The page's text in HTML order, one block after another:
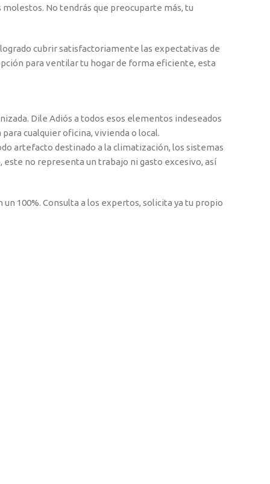
No tendrás que preocuparte más, tu
cubrir satisfactoriamente las expectativas de
para ventilar tu hogar de forma eficiente, esta
Dile Adiós a todos esos elementos indeseados
cualquier oficina, vivienda o local.
artefacto destinado a la climatización, los sistemas
no representa un trabajo ni gasto excesivo, así
100%. Consulta a los expertos, solicita ya tu propio